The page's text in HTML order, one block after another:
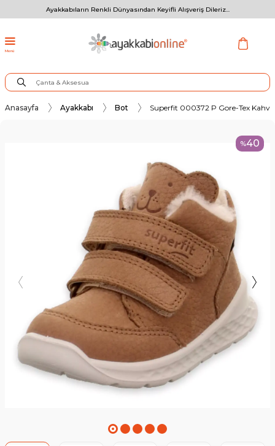
Ayakkabıların Renkli Dünyasından Keyifli Alışveriş Dileriz...
Menü
Anasayfa Ayakkabı Bot Superfit 000372 P Gore-Tex
%40